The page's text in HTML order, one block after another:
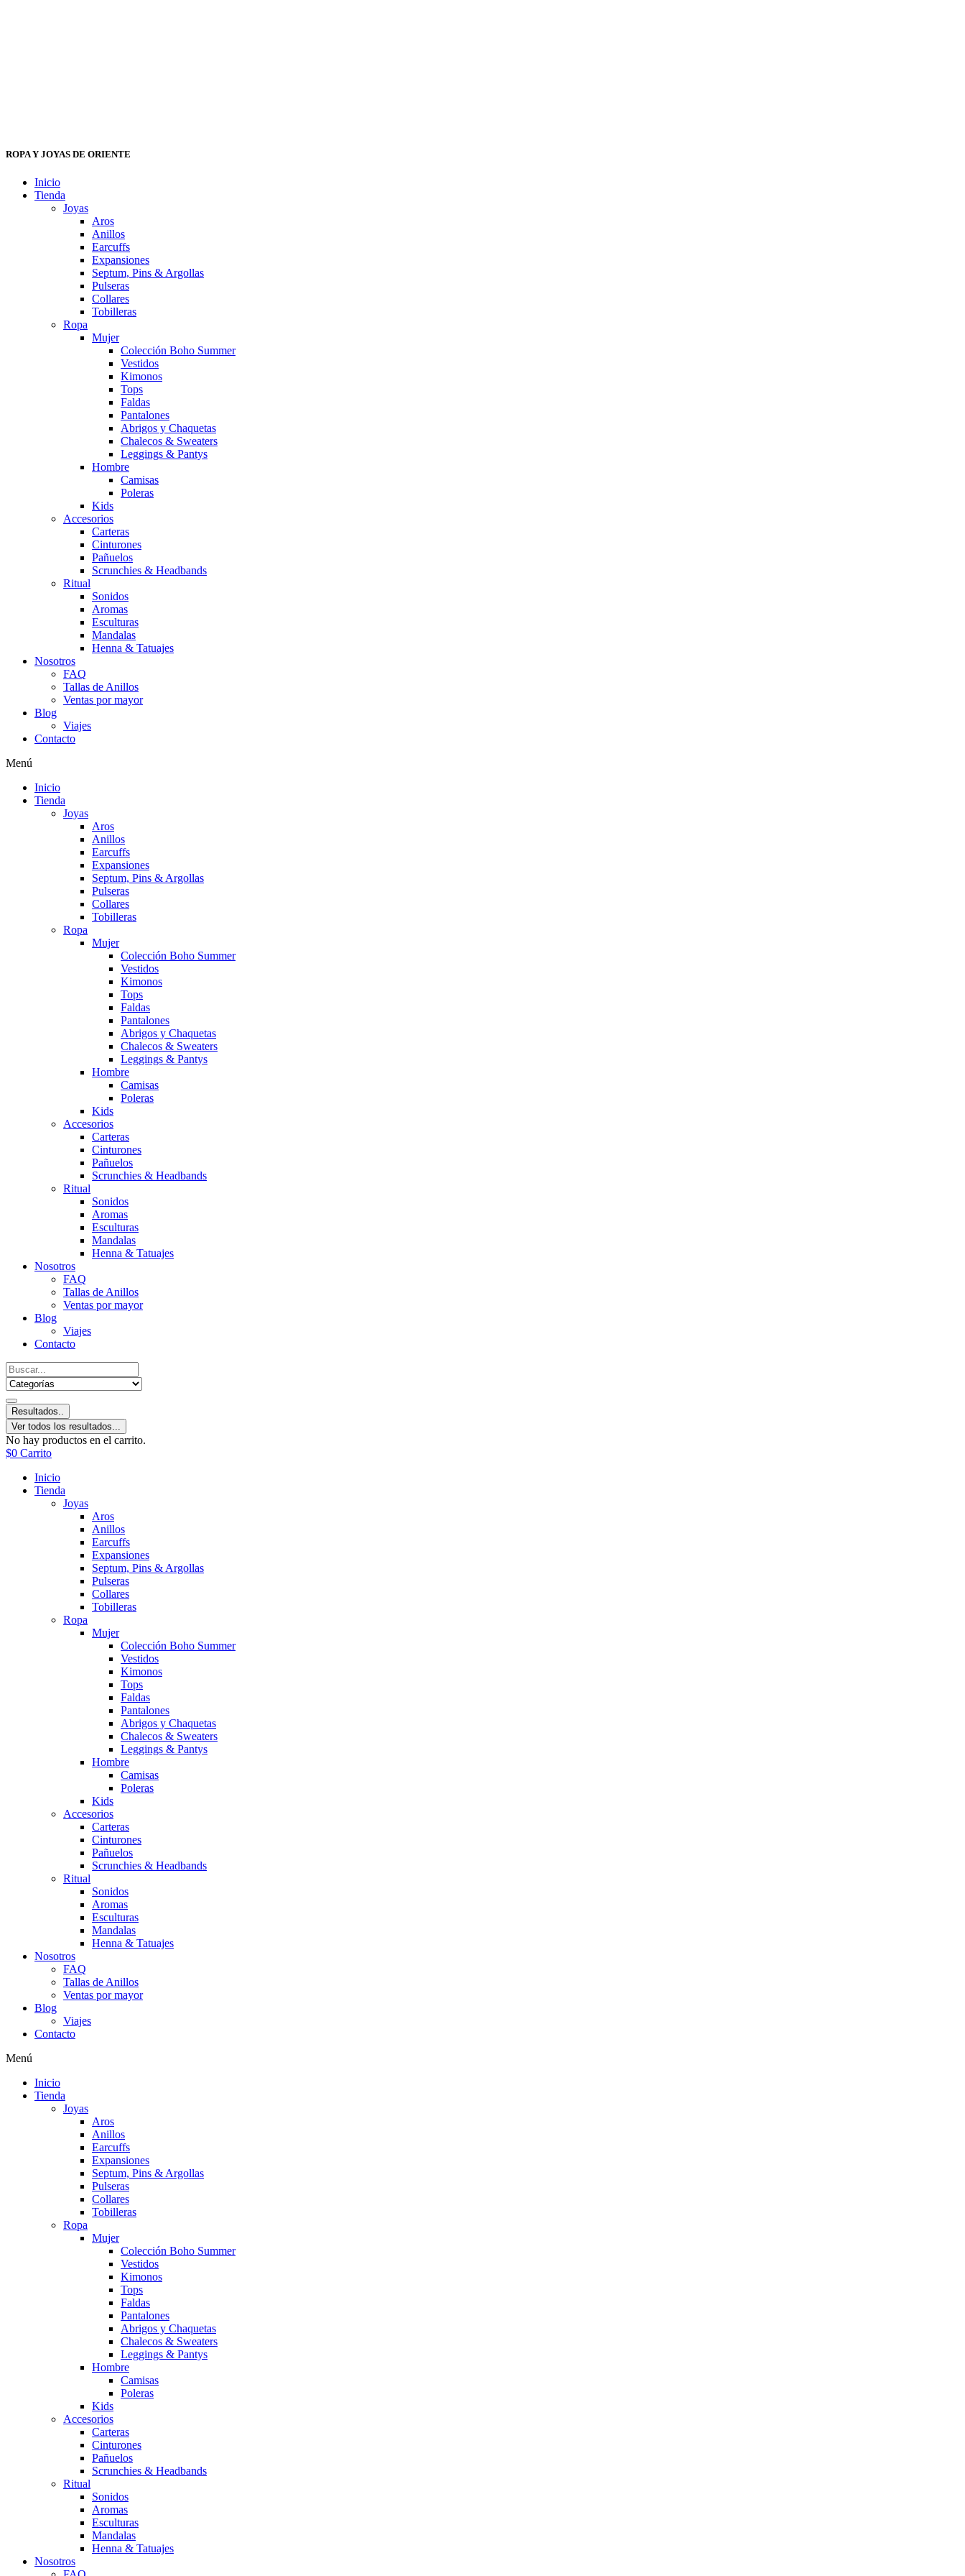
ROPA Y JOYAS DE ORIENTE
Inicio
Tienda
Joyas
Aros
Anillos
Earcuffs
Expansiones
Septum, Pins & Argollas
Pulseras
Collares
Tobilleras
Ropa
Mujer
Colección Boho Summer
Vestidos
Kimonos
Tops
Faldas
Pantalones
Abrigos y Chaquetas
Chalecos & Sweaters
Leggings & Pantys
Hombre
Camisas
Poleras
Kids
Accesorios
Carteras
Cinturones
Pañuelos
Scrunchies & Headbands
Ritual
Sonidos
Aromas
Esculturas
Mandalas
Henna & Tatuajes
Nosotros
FAQ
Tallas de Anillos
Ventas por mayor
Blog
Viajes
Contacto
Menú
Inicio
Tienda
Joyas
Aros
Anillos
Earcuffs
Expansiones
Septum, Pins & Argollas
Pulseras
Collares
Tobilleras
Ropa
Mujer
Colección Boho Summer
Vestidos
Kimonos
Tops
Faldas
Pantalones
Abrigos y Chaquetas
Chalecos & Sweaters
Leggings & Pantys
Hombre
Camisas
Poleras
Kids
Accesorios
Carteras
Cinturones
Pañuelos
Scrunchies & Headbands
Ritual
Sonidos
Aromas
Esculturas
Mandalas
Henna & Tatuajes
Nosotros
FAQ
Tallas de Anillos
Ventas por mayor
Blog
Viajes
Contacto
Resultados..
Ver todos los resultados...
No hay productos en el carrito.
$0 Carrito
Inicio
Tienda
Joyas
Aros
Anillos
Earcuffs
Expansiones
Septum, Pins & Argollas
Pulseras
Collares
Tobilleras
Ropa
Mujer
Colección Boho Summer
Vestidos
Kimonos
Tops
Faldas
Pantalones
Abrigos y Chaquetas
Chalecos & Sweaters
Leggings & Pantys
Hombre
Camisas
Poleras
Kids
Accesorios
Carteras
Cinturones
Pañuelos
Scrunchies & Headbands
Ritual
Sonidos
Aromas
Esculturas
Mandalas
Henna & Tatuajes
Nosotros
FAQ
Tallas de Anillos
Ventas por mayor
Blog
Viajes
Contacto
Menú
Inicio
Tienda
Joyas
Aros
Anillos
Earcuffs
Expansiones
Septum, Pins & Argollas
Pulseras
Collares
Tobilleras
Ropa
Mujer
Colección Boho Summer
Vestidos
Kimonos
Tops
Faldas
Pantalones
Abrigos y Chaquetas
Chalecos & Sweaters
Leggings & Pantys
Hombre
Camisas
Poleras
Kids
Accesorios
Carteras
Cinturones
Pañuelos
Scrunchies & Headbands
Ritual
Sonidos
Aromas
Esculturas
Mandalas
Henna & Tatuajes
Nosotros